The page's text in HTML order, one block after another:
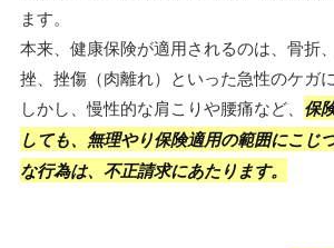
ます。
本来、健康保険が適用されるのは、骨折
挫、挫傷（肉離れ）といった急性のケガ
しかし、慢性的な肩こりや腰痛など、 保
しても、無理やり保険適用の範囲にこじ
な行為は、不正請求にあたります。